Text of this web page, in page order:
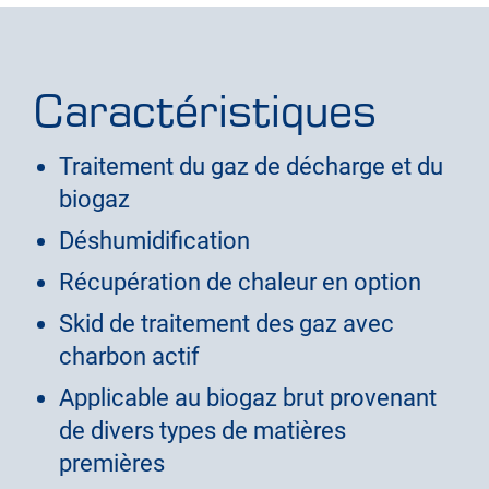
Caractéristiques
Traitement du gaz de décharge et du
biogaz
Déshumidification
Récupération de chaleur en option
Skid de traitement des gaz avec
charbon actif
Applicable au biogaz brut provenant
de divers types de matières
premières